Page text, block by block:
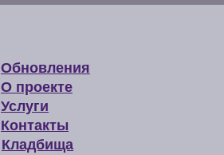
Обновления
О проекте
Услуги
Контакты
Кладбища